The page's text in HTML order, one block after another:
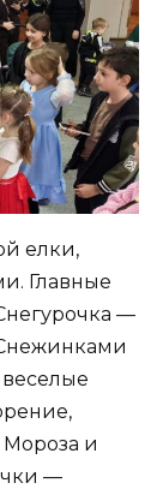
елки,
Главные
—
и
—